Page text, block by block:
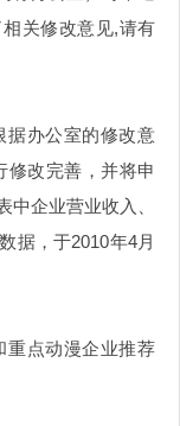
关修改意见,请有
据办公室的修改意
修改完善，并将申
企业营业收入、
据，于2010年4月
重点动漫企业推荐